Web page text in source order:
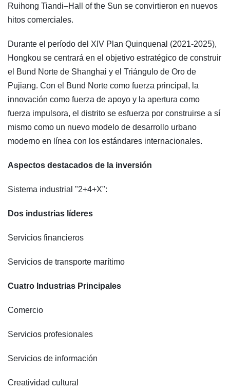
Ruihong Tiandi–Hall of the Sun se convirtieron en nuevos
hitos comerciales.
Durante el período del XIV Plan Quinquenal (2021-2025),
Hongkou se centrará en el objetivo estratégico de construir
el Bund Norte de Shanghai y el Triángulo de Oro de
Pujiang. Con el Bund Norte como fuerza principal, la
innovación como fuerza de apoyo y la apertura como
fuerza impulsora, el distrito se esfuerza por construirse a sí
mismo como un nuevo modelo de desarrollo urbano
moderno en línea con los estándares internacionales.
Aspectos destacados de la inversión
Sistema industrial "2+4+X":
Dos industrias líderes
Servicios financieros
Servicios de transporte marítimo
Cuatro Industrias Principales
Comercio
Servicios profesionales
Servicios de información
Creatividad cultural